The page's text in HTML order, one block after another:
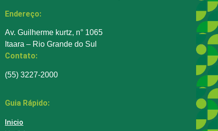
Endereço:
Av. Guilherme kurtz, n° 1065
Itaara – Rio Grande do Sul
Contato:
(55) 3227-2000
Guia Rápido:
Inicio